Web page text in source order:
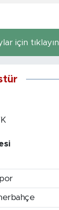
için tıklayın